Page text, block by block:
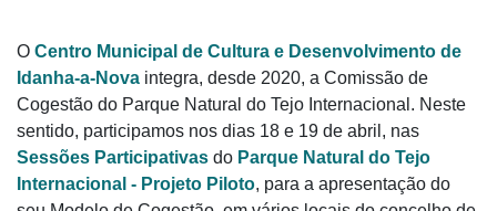
O Centro Municipal de Cultura e Desenvolvimento de
Idanha-a-Nova integra, desde 2020, a Comissão de
Cogestão do Parque Natural do Tejo Internacional. Neste
sentido, participamos nos dias 18 e 19 de abril, nas
Sessões Participativas do Parque Natural do Tejo
Internacional - Projeto Piloto, para a apresentação do